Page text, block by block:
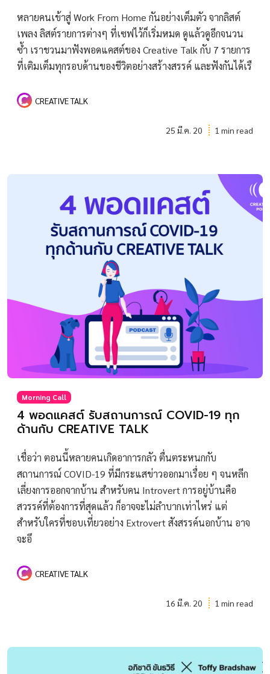
หลายคนเข้าสู่ Work From Home กันอย่างเต็มตัว จากลิสต์
เพลง ลิสต์รายการต่างๆ ที่เซฟไว้ก็เริ่มหมด ดูแล้วดูอีกจนวน
ซ้ำ เราชวนมาฟังพอดแคสต์ของ Creative Talk กับ 7 รายการ
ที่เติมเต็มทุกรอบด้านของชีวิตอย่างสร้างสรรค์ และฟังกันได้เรื
CREATIVE TALK
25 มี.ค. 20 1 min read
Morning Call
4 พอดแคสต์ รับสถานการณ์ COVID-19 ทุก
ด้านกับ CREATIVE TALK
เชื่อว่า ตอนนี้หลายคนเกิดอาการกลัว ตื่นตระหนกกับ
สถานการณ์ COVID-19 ที่มีกระแสข่าวออกมาเรื่อย ๆ จนหลีก
เลี่ยงการออกจากบ้าน สำหรับคน Introvert การอยู่บ้านคือ
สวรรค์ที่ต้องการที่สุดแล้ว ก็อาจจะไม่ลำบากเท่าไหร่ แต่
สำหรับใครที่ชอบเที่ยวอย่าง Extrovert สังสรรค์นอกบ้าน อาจ
จะอึ
CREATIVE TALK
16 มี.ค. 20 1 min read